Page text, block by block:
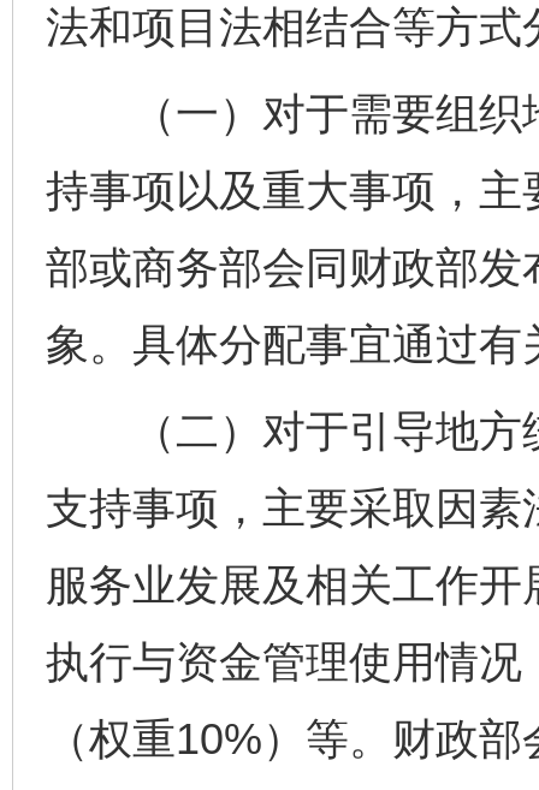
法和项目法相结合等方
（一）对于需要组织
持事项以及重大事项，
部或商务部会同财政部
象。具体分配事宜通过
（二）对于引导地方
支持事项，主要采取因
服务业发展及相关工作
执行与资金管理使用情
（权重10%）等。财政